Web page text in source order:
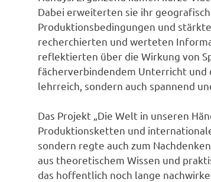
Dabei erweiterten sie ihr
Produktionsbedingungen und
recherchierten und werteten
reflektierten über die Wirkung von
fächerverbindendem Unterricht und
lehrreich, sondern auch spannend
Das Projekt „Die Welt in unseren
Produktionsketten und
sondern regte auch zum
aus theoretischem Wissen und
das hoffentlich noch lange